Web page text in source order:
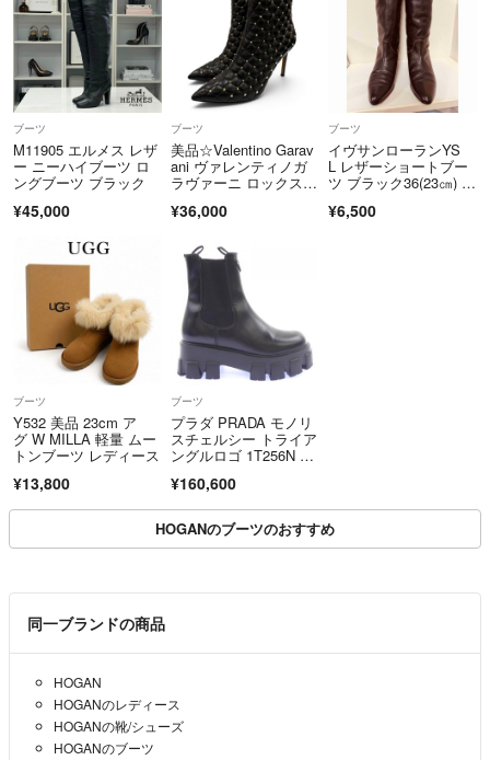
ブーツ
M11905 エルメス レザ
ー ニーハイブーツ ロ
ングブーツ ブラック
¥45,000
ブーツ
美品☆Valentino Garav
ani ヴァレンティノガ
ラヴァーニ ロックスタ
ザー ショートブー
存袋付
¥36,000
ブーツ
イヴサンローランYS
L レザーショートブー
ツ ブラック36(23㎝) 箱
¥6,500
ブーツ
Y532 美品 23cm ア
グ W MILLA 軽量 ムー
トンブーツ レディース
¥13,800
ブーツ
プラダ PRADA モノリ
スチェルシー トライア
ングルロゴ 1T256N ブ
¥160,600
HOGANのブーツのおすすめ
同一ブランドの商品
HOGAN
HOGANのレディース
HOGANの靴/シューズ
HOGANのブーツ